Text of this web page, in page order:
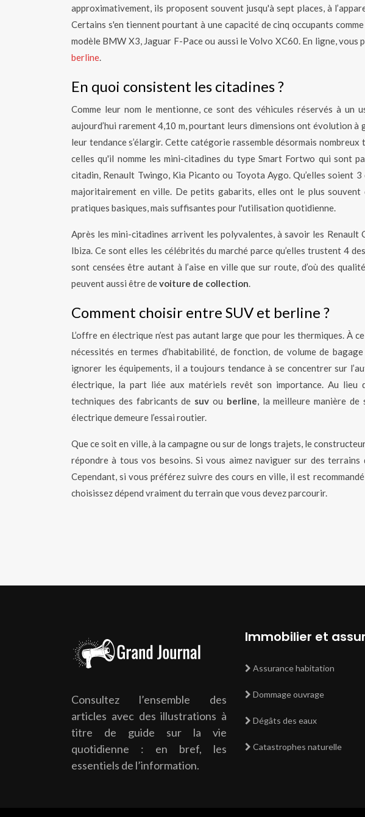
approximativement, ils proposent souvent jusqu'à sept places, à
Certains s'en tiennent pourtant à une capacité de cinq occupants
modèle BMW X3, Jaguar F-Pace ou aussi le Volvo XC60. En ligne,
berline
En quoi consistent les citadines ?
Comme leur nom le mentionne, ce sont des véhicules réservés à un
aujourd’hui rarement 4,10 m, pourtant leurs dimensions ont évolution à
leur tendance s’élargir. Cette catégorie rassemble désormais
celles qu'il nomme les mini-citadines du type Smart Fortwo qui sont
citadin, Renault Twingo, Kia Picanto ou Toyota Aygo. Qu’elles soient
majoritairement en ville. De petits gabarits, elles ont le plus souvent
pratiques basiques, mais suffisantes pour l'utilisation quotidienne.
Après les mini-citadines arrivent les polyvalentes, à savoir les
Ibiza. Ce sont elles les célébrités du marché parce qu’elles trustent 4
sont censées être autant à l’aise en ville que sur route, d’où des
peuvent aussi être devoiture de collection
Comment choisir entre SUV et berline ?
L’offre en électrique n’est pas autant large que pour les thermiques. À
nécessités en termes d’habitabilité, de fonction, de volume de
ignorer les équipements, il a toujours tendance à se concentrer sur
électrique, la part liée aux matériels revêt son importance. Au lieu
techniques des fabricants de suv ou berline , la meilleure manière
électrique demeure l’essai routier.
Que ce soit en ville, à la campagne ou sur de longs trajets, le
répondre à tous vos besoins. Si vous aimez naviguer sur des
Cependant, si vous préférez suivre des cours en ville, il est
choisissez dépend vraiment du terrain que vous devez parcourir.
Consultez l’ensemble des
articles avec des illustrations à
titre de guide sur la vie
quotidienne : en bref, les
essentiels de l’information.
Immobilier et
Assurance habitation
Dommage ouvrage
Dégâts des eaux
Catastrophes naturelle